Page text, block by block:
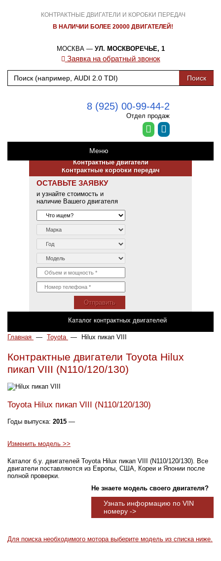
КОНТРАКТНЫЕ ДВИГАТЕЛИ И КОРОБКИ ПЕРЕДАЧ
В НАЛИЧИИ БОЛЕЕ 20000 ДВИГАТЕЛЕЙ!
МОСКВА — УЛ. МОСКВОРЕЧЬЕ, 1
Заявка на обратный звонок
8 (925) 00-99-44-2
Отдел продаж
Меню
Контрактные двигатели
Контрактные коробки передач
ОСТАВЬТЕ ЗАЯВКУ
и узнайте стоимость и
наличие Вашего двигателя
Отправить
Каталог контрактных двигателей
Главная — Toyota — Hilux пикап VIII
Контрактные двигатели Toyota Hilux
пикап VIII (N110/120/130)
Toyota Hilux пикап VIII (N110/120/130)
Годы выпуска: 2015 —
Изменить модель >>
Каталог б.у. двигателей Toyota Hilux пикап VIII (N110/120/130). Все
двигатели поставляются из Европы, США, Кореи и Японии после
полной проверки.
Не знаете модель своего двигателя?
Узнать информацию по VIN
номеру ->
Для поиска необходимого мотора выберите модель из списка ниже.